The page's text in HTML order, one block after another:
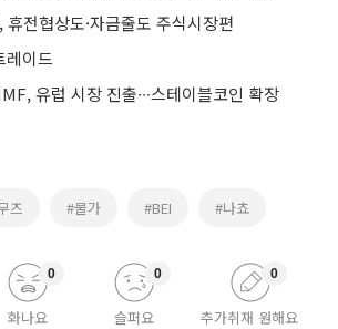
전협상도·자금줄도 주식시장편
레이드
유럽 시장 진출∙∙∙스테이블코인 확장
즈 #물가 #BEI #나쵸
화나요
0
슬퍼요
0
추가취재 원해요
0